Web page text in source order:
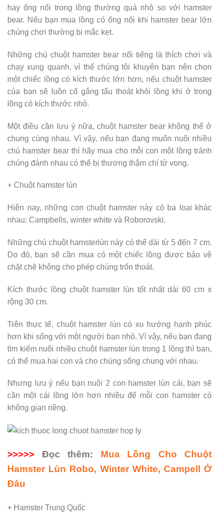
hay ống nối trong lồng thường quá nhỏ so với hamster
bear. Nếu bạn mua lồng có ống nối khi hamster bear lớn
chúng chơi thường bị mắc kẹt.
Những chú chuột hamster bear nổi tiếng là thích chơi và
chạy xung quanh, vì thế chúng tôi khuyên bạn nên chọn
một chiếc lồng có kích thước lớn hơn, nếu chuột hamster
của bạn sẽ luôn cố gắng tẩu thoát khỏi lồng khi ở trong
lồng có kích thước nhỏ.
Một điều cần lưu ý nữa, chuột hamster bear không thể ở
chung cùng nhau. Vì vậy, nếu bạn đang muốn nuôi nhiều
chú hamster bear thì hãy mua cho mỗi con một lồng tránh
chúng đánh nhau có thể bị thương thậm chí tử vong.
+ Chuột hamster lùn
Hiện nay, những con chuột hamster này có ba loại khác
nhau: Campbells, winter white và Roborovski.
Những chú chuột hamsterlùn này có thể dài từ 5 đến 7 cm.
Do đó, bạn sẽ cần mua có một chiếc lồng được bảo vệ
chặt chẽ không cho phép chúng trốn thoát.
Kích thước lồng chuột hamster lùn tốt nhất dài 60 cm x
rộng 30 cm.
Trên thực tế, chuột hamster lùn có xu hướng hạnh phúc
hơn khi sống với một người bạn nhỏ. Vì vậy, nếu bạn đang
tìm kiếm nuôi nhiều chuột hamster lùn trong 1 lồng thì bạn,
có thể mua hai con và cho chúng sống chung với nhau.
Nhưng lưu ý nếu bạn nuôi 2 con hamster lùn cái, bạn sẽ
cần một cái lồng lớn hơn nhiều để mỗi con hamster có
không gian riêng.
>>>>> Đọc thêm: Mua Lồng Cho Chuột
Hamster Lùn Robo, Winter White, Campell Ở
Đâu
+ Hamster Trung Quốc